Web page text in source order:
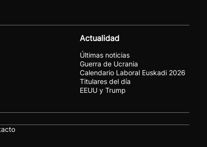
Actualidad
Últimas noticias
Guerra de Ucrania
Calendario Laboral Euskadi 2026
Titulares del día
EEUU y Trump